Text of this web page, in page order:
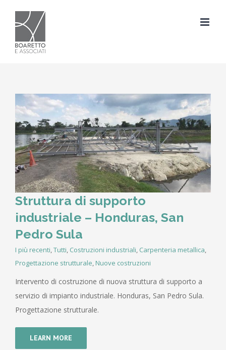
contenuto
Struttura di supporto
industriale – Honduras, San
Pedro Sula
I più recenti,Tutti, Costruzioni industriali, Carpenteria metallica,
Progettazione strutturale, Nuove costruzioni
Intervento di costruzione di nuova struttura di supporto a
servizio di impianto industriale. Honduras, San Pedro Sula.
Progettazione strutturale.
LEARN MORE